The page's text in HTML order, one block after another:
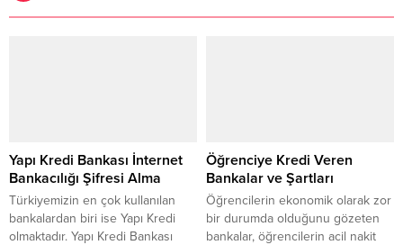
Yapı Kredi Bankası İnternet
Bankacılığı Şifresi Alma
Türkiyemizin en çok kullanılan
bankalardan biri ise Yapı Kredi
olmaktadır. Yapı Kredi Bankası
Öğrenciye Kredi Veren
Bankalar ve Şartları
Öğrencilerin ekonomik olarak zor
bir durumda olduğunu gözeten
bankalar, öğrencilerin acil nakit